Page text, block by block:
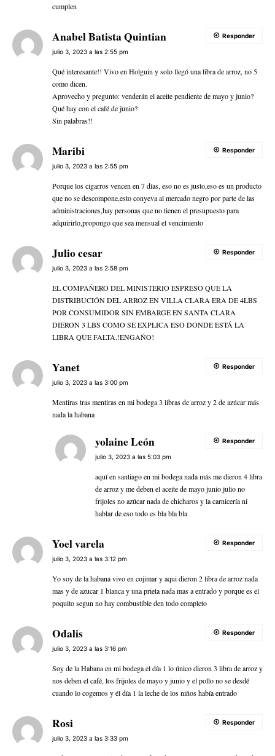
cumplen
Anabel Batista Quintian
julio 3, 2023 a las 2:55 pm
Qué interesante!! Vivo en Holguin y solo llegó una libra de arroz, no 5
como dicen.
Aprovecho y pregunto: venderán el aceite pendiente de mayo y junio?
Qué hay con el café de junio?
Sin palabras!!
Responder
Maribi
julio 3, 2023 a las 2:55 pm
Porque los cigarros vencen en 7 días, eso no es justo,eso es un producto
que no se descompone,esto conyeva al mercado negro por parte de las
administraciones,hay personas que no tienen el presupuesto para
adquirirlo,propongo que sea mensual el vencimiento
Responder
Julio cesar
julio 3, 2023 a las 2:58 pm
EL COMPAÑERO DEL MINISTERIO ESPRESO QUE LA
DISTRIBUCIÓN DEL ARROZ EN VILLA CLARA ERA DE 4LBS
POR CONSUMIDOR SIN EMBARGE EN SANTA CLARA
DIERON 3 LBS COMO SE EXPLICA ESO DONDE ESTÁ LA
LIBRA QUE FALTA.!ENGAÑO!
Responder
Yanet
julio 3, 2023 a las 3:00 pm
Mentiras tras mentiras en mi bodega 3 libras de arroz y 2 de azúcar más
nada la habana
Responder
yolaine León
julio 3, 2023 a las 5:03 pm
aquí en santiago en mi bodega nada más me dieron 4 libra
de arroz y me deben el aceite de mayo junio julio no
frijoles no azúcar nada de chicharos y la carnicería ni
hablar de eso todo es bla bla bla
Responder
Yoel varela
julio 3, 2023 a las 3:12 pm
Yo soy de la habana vivo en cojimar y aqui dieron 2 libra de arroz nada
mas y de azucar 1 blanca y una prieta nada mas a entrado y porque es el
poquito segun no hay combustible den todo completo
Responder
Odalis
julio 3, 2023 a las 3:16 pm
Soy de la Habana en mi bodega el día 1 lo único dieron 3 libra de arroz y
nos deben el café, los frijoles de mayo y junio y el pollo no se desdé
cuando lo cogemos y él día 1 la leche de los niños había entrado
Responder
Rosi
julio 3, 2023 a las 3:33 pm
Responder